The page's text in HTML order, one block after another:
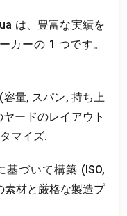
は、豊富な実績を
カーの 1 つです。
量, スパン, 持ち上
ードのレイアウト
マイズ.
基づいて構築 (ISO,
素材と厳格な製造プ